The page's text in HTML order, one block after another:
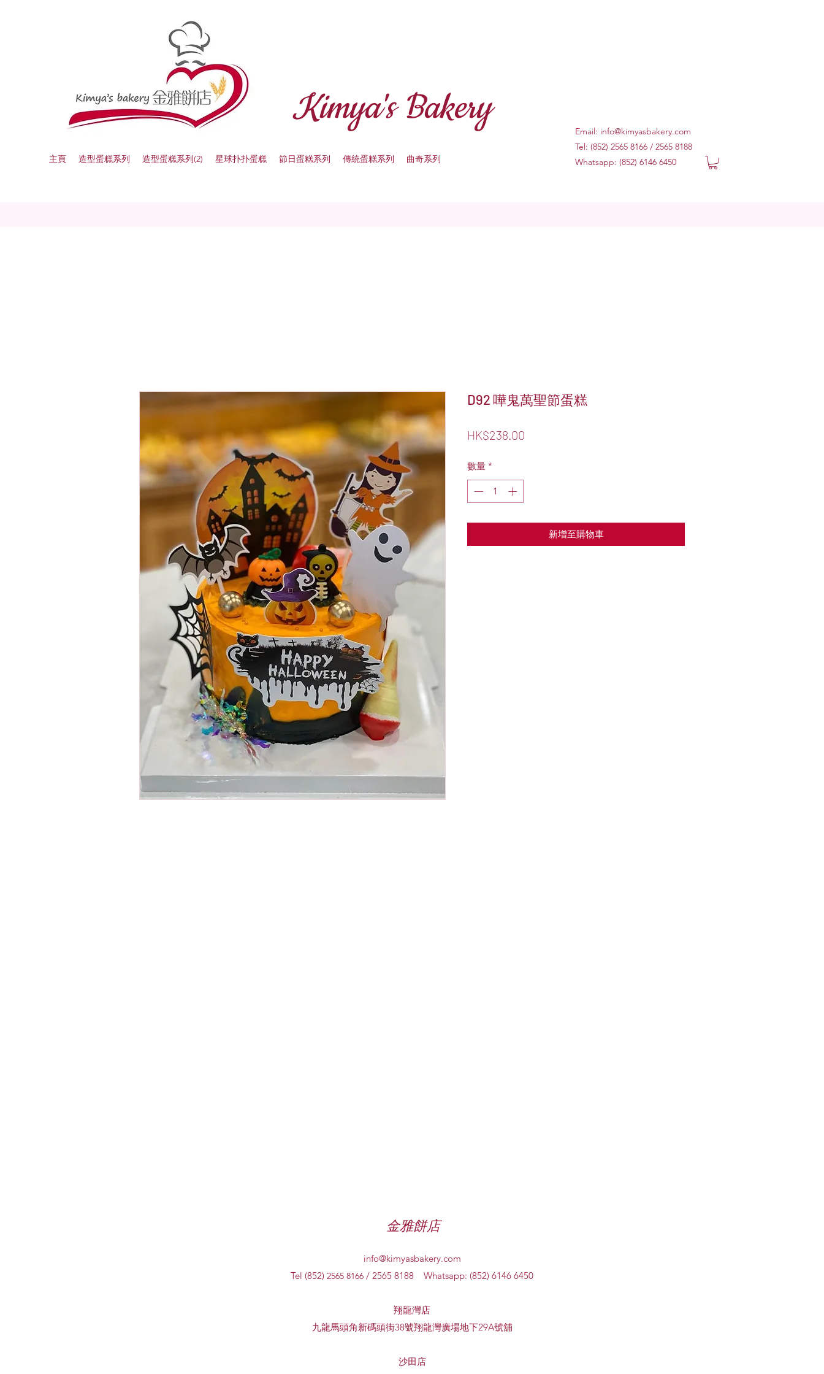
Kimya's Bakery
主頁 造型蛋糕系列 造型蛋糕系列(2) 星球扑扑蛋糕 節日蛋糕系列 傳統蛋糕系列 曲奇系列
Email: info@kimyasbakery.com
Tel: (852) 2565 8166 / 2565 8188
Whatsapp: (852) 6146 6450
D92 嘩鬼萬聖節蛋糕
HK$238.00
數量 *
新增至購物車
金雅餅店
info@kimyasbakery.com
Tel (852) 2565 8166 / 2565 8188 Whatsapp: (852) 6146 6450
翔龍灣店
九龍馬頭角新碼頭街38號翔龍灣廣場地下29A號舖
​沙田店